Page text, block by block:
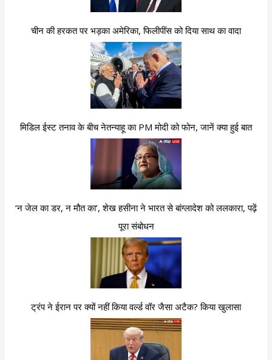
चीन की हरकत पर भड़का अमेरिका, फिलीपींस को दिया साथ का वादा
मिडिल ईस्ट तनाव के बीच नेतन्याहू का PM मोदी को फोन, जानें क्या हुई बात
‘न जेल का डर, न मौत का’, शेख हसीना ने भारत से बांग्लादेश को ललकारा, पढ़ें
पूरा संबोधन
ट्रंप ने ईरान पर क्यों नहीं किया वर्ल्ड वॉर जैसा अटैक? किया खुलासा